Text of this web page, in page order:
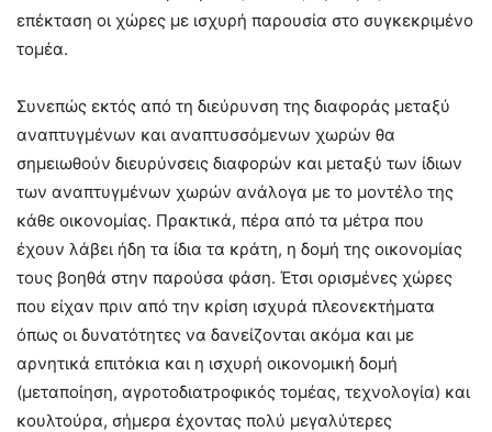
επέκταση οι χώρες με ισχυρή παρουσία στο συγκεκριμένο
τομέα.
Συνεπώς εκτός από τη διεύρυνση της διαφοράς μεταξύ
αναπτυγμένων και αναπτυσσόμενων χωρών θα
σημειωθούν διευρύνσεις διαφορών και μεταξύ των ίδιων
των αναπτυγμένων χωρών ανάλογα με το μοντέλο της
κάθε οικονομίας. Πρακτικά, πέρα από τα μέτρα που
έχουν λάβει ήδη τα ίδια τα κράτη, η δομή της οικονομίας
τους βοηθά στην παρούσα φάση. Έτσι ορισμένες χώρες
που είχαν πριν από την κρίση ισχυρά πλεονεκτήματα
όπως οι δυνατότητες να δανείζονται ακόμα και με
αρνητικά επιτόκια και η ισχυρή οικονομική δομή
(μεταποίηση, αγροτοδιατροφικός τομέας, τεχνολογία) και
κουλτούρα, σήμερα έχοντας πολύ μεγαλύτερες